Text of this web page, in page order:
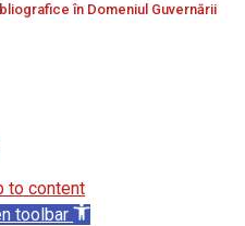
în Domeniul Guvernării
to content
toolbar